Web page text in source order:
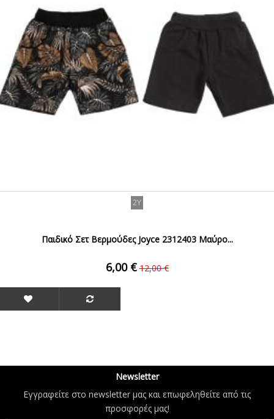
2Y
Παιδικό Σετ Βερμούδες Joyce 2312403 Μαύρο...
6,00 € 12,00 €
Newsletter
Εγγραφείτε στο newsletter μας και επωφεληθείτε από τις
προσφορές μας!